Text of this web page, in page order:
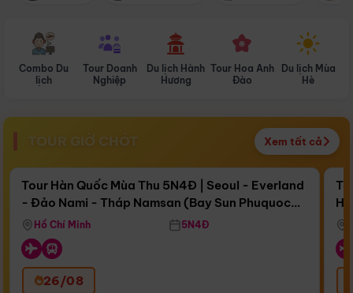
Combo Du
lịch
Tour Doanh
Nghiệp
Du lịch Hành
Hương
Tour Hoa Anh
Đào
Du lịch Mùa
Hè
TOUR GIỜ CHÓT Xem tất cả
Còn17 ngày 14:02:12
Bay Sun Phuquoc Airways
Điểm nổi bật
Tour Hàn Quốc Mùa Thu 5N4Đ | Seoul - Everland
- Đảo Nami - Tháp Namsan (Bay Sun Phuquoc
Airways)
Hồ Chí Minh 5N4Đ
26/08